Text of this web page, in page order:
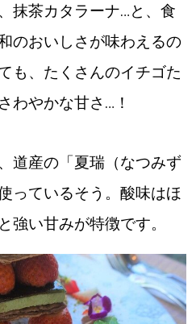
抹茶カタラーナ…と、食
のおいしさが味わえるの
も、たくさんのイチゴた
わやかな甘さ…！
道産の「夏瑞（なつみず
っているそう。酸味はほ
強い甘みが特徴です。